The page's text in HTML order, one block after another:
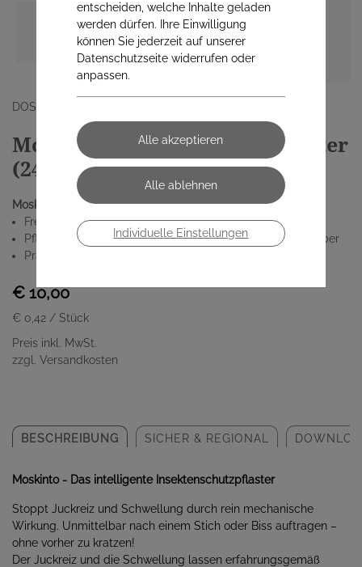
DOSKAR E.U
Moskinto Insektenschutzpflaster
(24 Stk.)
Moskinto - Das intelligente Insektenschutzpflaster:
Frei von Medikamenten & Wirkstoffen
Pflaster aus Kunstseide mit hautfreundlichem Acrylatkleber
Praktische Dose zum Mitnehmen
€ 10,00
€ 0,42 / Stück
Preis inkl. MwSt.
zzgl. Versandkosten
BESCHREIBUNG SICHER & REGIONAL
Moskinto - Das intelligente Insektenschutzpflaster
Stoppt Juckreiz und Schwellung durch rein mechanische
Wirkung. Unmittelbar nach einem Stich oder Biss auftragen –
ohne vorher zu kratzen!
Der Juckreiz und die Schwellung lassen erfahrungsgemäß
entscheiden, welche Inhalte geladen
werden dürfen. Ihre Einwilligung
können Sie jederzeit auf unserer
Datenschutzseite widerrufen oder
anpassen.
Individuelle Einstellungen